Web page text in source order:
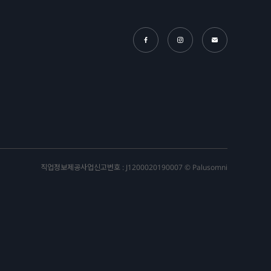
직업정보제공사업신고번호 : J1200020190007 © Palusomni